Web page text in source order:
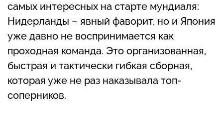
самых интересных на старте мундиаля:
Нидерланды – явный фаворит, но и Япония
уже давно не воспринимается как
проходная команда. Это организованная,
быстрая и тактически гибкая сборная,
которая уже не раз наказывала топ-
соперников.